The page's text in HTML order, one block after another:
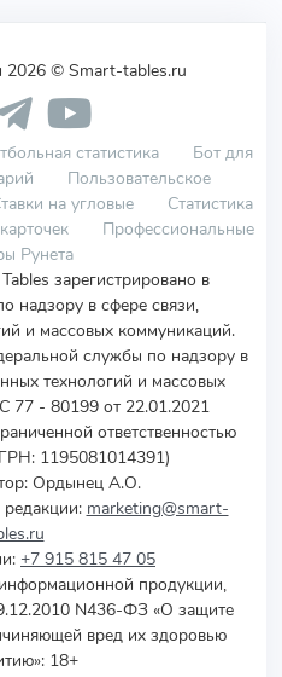
2026 © Smart-tables.ru
статистика
Бот для
Пользовательское
на угловые
Статистика
Профессиональные
Рунета
зарегистрировано в
надзору в сфере связи,
и массовых коммуникаций.
службы по надзору в
технологий и массовых
- 80199 от 22.01.2021
ответственностью
1195081014391)
Ордынец А.О.
marketing@smart-
+7 915 815 47 05
продукции,
N436-ФЗ «О защите
вред их здоровью
18+